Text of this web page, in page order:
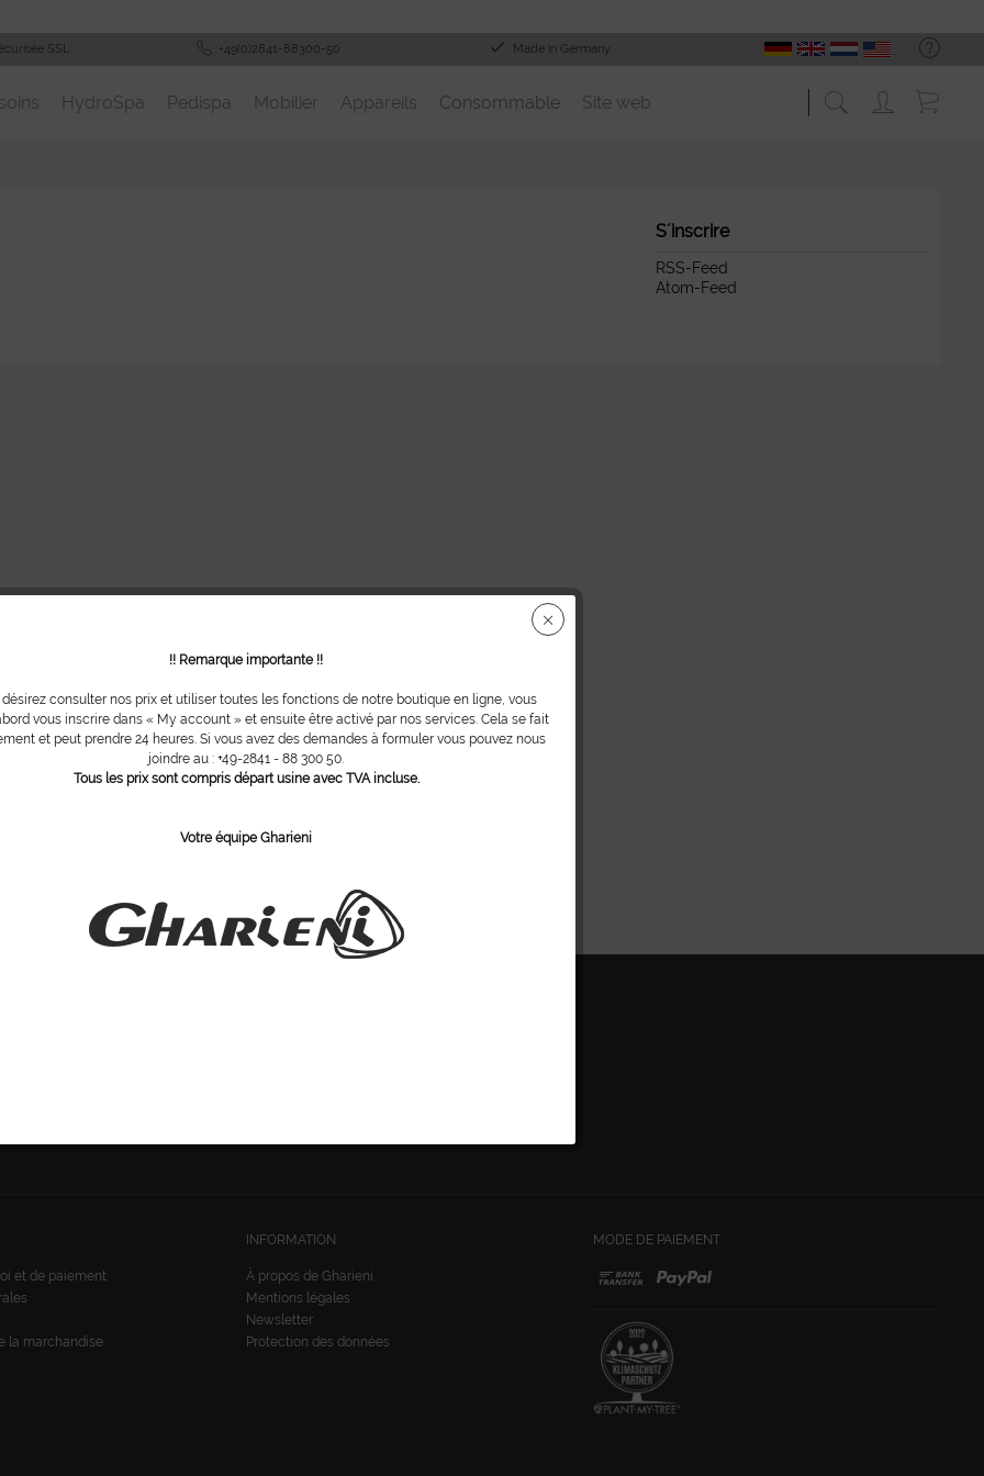
SSL +49(0)2841-88300-50 Made in Germany
HydroSpa Pedispa Mobilier Appareils Consommable Site web
S´inscrire
RSS-Feed
Atom-Feed
et de paiement
la marchandise
INFORMATION
À propos de Gharieni
Mentions légales
Newsletter
Protection des données
MODE DE PAIEMENT
!! Remarque importante !!
désirez consulter nos prix et utiliser toutes les fonctions de notre boutique en ligne, vous
vous inscrire dans « My account » et ensuite être activé par nos services. Cela se fait
et peut prendre 24 heures. Si vous avez des demandes à formuler vous pouvez nous
joindre au : +49-2841 - 88 300 50.
Tous les prix sont compris départ usine avec TVA incluse.
Votre équipe Gharieni